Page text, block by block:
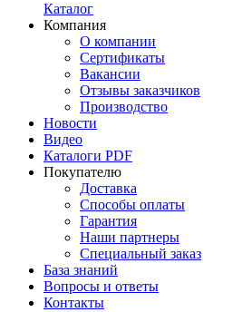
Каталог
Компания
О компании
Сертификаты
Вакансии
Отзывы заказчиков
Производство
Новости
Видео
Каталоги PDF
Покупателю
Доставка
Способы оплаты
Гарантия
Наши партнеры
Специальный заказ
База знаний
Вопросы и ответы
Контакты